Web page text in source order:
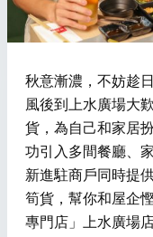
秋意漸濃，不妨趁
風後到上水廣場大
貨，為自己和家居
功引入多間餐廳、
新進駐商戶同時提
筍貨，幫你和屋企
專門店」上水廣場